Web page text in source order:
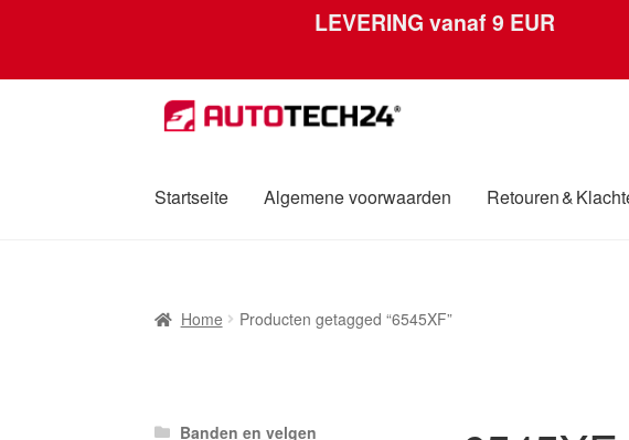
LEVERING vanaf 9 EUR
Ga
door
navigatie
Ga
naar
inhoud
Startseite Algemene voorwaarden Retouren &
Over ons PrivacybeleidWereldwijde verzending
Home Producten getagged “6545XF”
Banden en velgen